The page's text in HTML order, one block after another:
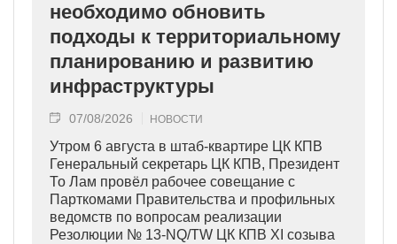
необходимо обновить
подходы к территориальному
планированию и развитию
инфраструктуры
07/08/2026 НОВОСТИ
Утром 6 августа в штаб-квартире ЦК КПВ
Генеральный секретарь ЦК КПВ, Президент
То Лам провёл рабочее совещание с
Парткомами Правительства и профильных
ведомств по вопросам реализации
Резолюции № 13-NQ/TW ЦК КПВ XI созыва